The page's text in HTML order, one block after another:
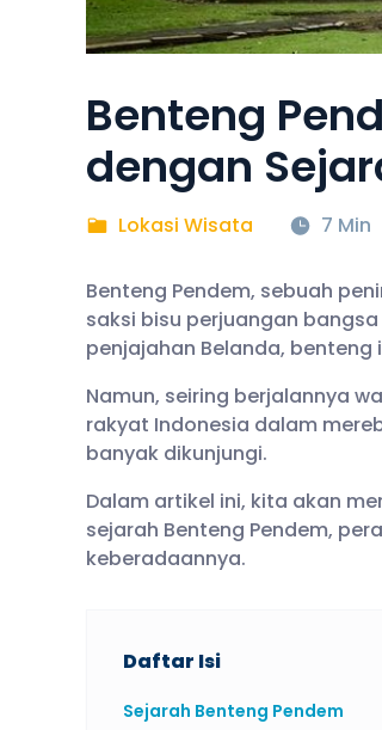
Benteng
dengan
Lokasi Wisata 7 Min
Benteng Pendem, sebuah
saksi bisu perjuangan
penjajahan Belanda,
Namun, seiring berjalannya
rakyat Indonesia dalam
banyak dikunjungi.
Dalam artikel ini, kita akan
sejarah Benteng Pendem,
keberadaannya.
Daftar Isi
Sejarah Benteng Pendem